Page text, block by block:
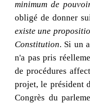
minimum de
obligé de donner
existe une
Constitution. Si un
n'a pas pris
de procédures
projet, le président
Congrès du